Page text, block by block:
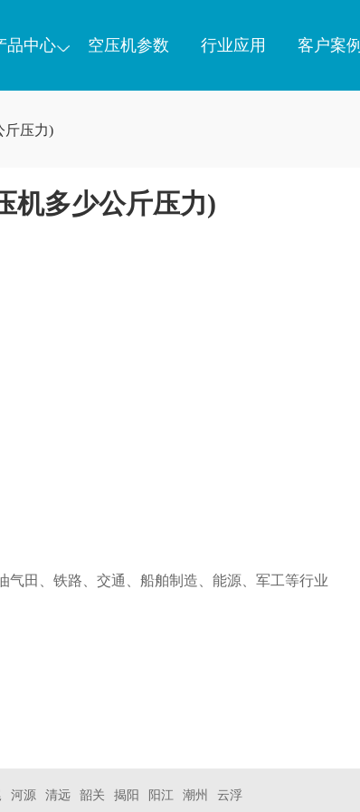
品中心 空压机参数 行业应用 客户案例
斤压力)
机多少公斤压力)
田、铁路、交通、船舶制造、能源、军工等行业
河源 清远 韶关 揭阳 阳江 潮州 云浮